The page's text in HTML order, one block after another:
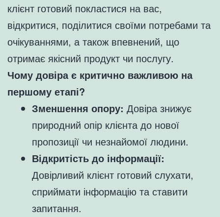
клієнт готовий покластися на вас,
відкритися, поділитися своїми потребами та
очікуваннями, а також впевнений, що
отримає якісний продукт чи послугу.
Чому довіра є критично важливою на
першому етапі?
Зменшення опору: Довіра знижує
природний опір клієнта до нової
пропозиції чи незнайомої людини.
Відкритість до інформації:
Довірливий клієнт готовий слухати,
сприймати інформацію та ставити
запитання.